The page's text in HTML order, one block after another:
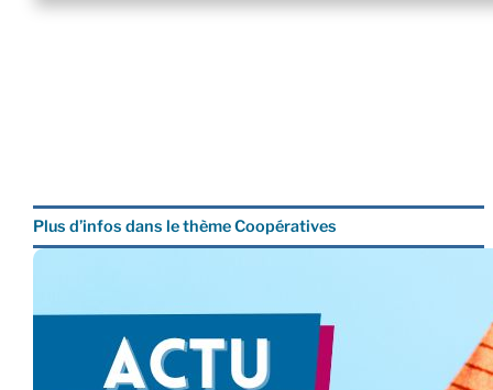
Plus d’infos dans le thème Coopératives